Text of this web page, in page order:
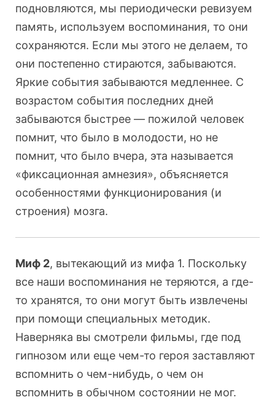
подновляются, мы периодически ревизуем
память, используем воспоминания, то они
сохраняются. Если мы этого не делаем, то
они постепенно стираются, забываются.
Яркие события забываются медленнее. С
возрастом события последних дней
забываются быстрее — пожилой человек
помнит, что было в молодости, но не
помнит, что было вчера, эта называется
«фиксационная амнезия», объясняется
особенностями функционирования (и
строения) мозга.
Миф 2, вытекающий из мифа 1. Поскольку
все наши воспоминания не теряются, а где-
то хранятся, то они могут быть извлечены
при помощи специальных методик.
Наверняка вы смотрели фильмы, где под
гипнозом или еще чем-то героя заставляют
вспомнить о чем-нибудь, о чем он
вспомнить в обычном состоянии не мог.